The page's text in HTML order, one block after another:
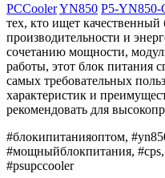
PCCoolerYN850 P5-YN850-
тех, кто ищет
производительности и
сочетанию мощности,
работы, этот блок питания
самых требовательных
характеристик и
рекомендовать для
#блокипитанияоптом,
#мощныйблокпитания,
#psupccooler